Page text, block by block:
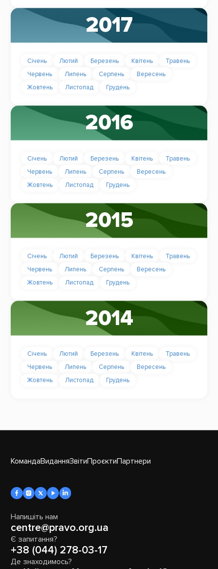
2017
Січень Лютий Березень Квітень
Травень
Червень
Липень Серпень
Вересень
Жовтень
Листопад Грудень
2016
Січень Лютий Березень Квітень
Травень
Червень
Липень Серпень
Вересень
Жовтень
Листопад Грудень
2015
Січень Лютий Березень Квітень
Травень
Червень
Липень Серпень
Вересень
Жовтень
Листопад Грудень
2014
Січень Лютий Березень Квітень
Травень
Червень
Липень Серпень
Вересень
Жовтень
Листопад Грудень
КомандаВиданняЗвітиПроєктиПартнери
Напишіть нам
centre@pravo.org.ua
Є запитання?
+38 (044) 278-03-17
Де знаходимось?